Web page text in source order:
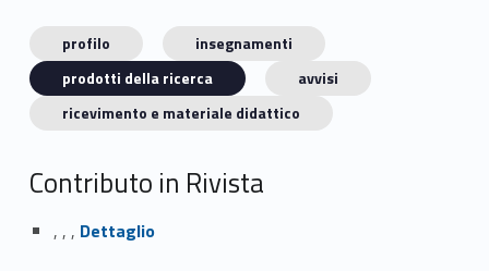
profilo
insegnamenti
prodotti della ricerca
avvisi
ricevimento e materiale didattico
Contributo in Rivista
, , , Link identifier #identifier_person_83690-1
Dettaglio